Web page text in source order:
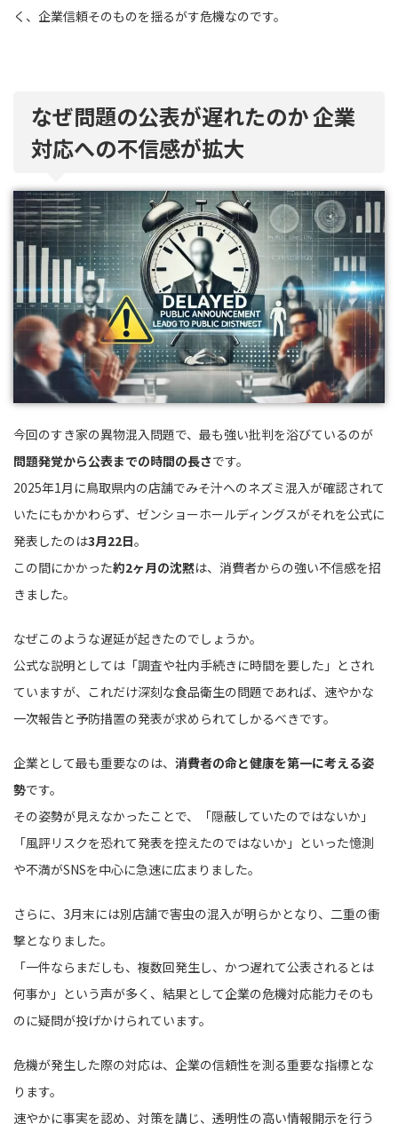
く、企業信頼そのものを揺るがす危機なのです。
なぜ問題の公表が遅れたのか 企業
対応への不信感が拡大
今回のすき家の異物混入問題で、最も強い批判を浴びているのが
問題発覚から公表までの時間の長さです。
2025年1月に鳥取県内の店舗でみそ汁へのネズミ混入が確認されて
いたにもかかわらず、ゼンショーホールディングスがそれを公式に
発表したのは3月22日。
この間にかかった約2ヶ月の沈黙は、消費者からの強い不信感を招
きました。
なぜこのような遅延が起きたのでしょうか。
公式な説明としては「調査や社内手続きに時間を要した」とされ
ていますが、これだけ深刻な食品衛生の問題であれば、速やかな
一次報告と予防措置の発表が求められてしかるべきです。
企業として最も重要なのは、 消費者の命と健康を第一に考える姿
勢です。
その姿勢が見えなかったことで、「隠蔽していたのではないか」
「風評リスクを恐れて発表を控えたのではないか」といった憶測
や不満がSNSを中心に急速に広まりました。
さらに、3月末には別店舗で害虫の混入が明らかとなり、二重の衝
撃となりました。
「一件ならまだしも、複数回発生し、かつ遅れて公表されるとは
何事か」という声が多く、結果として企業の危機対応能力そのも
のに疑問が投げかけられています。
危機が発生した際の対応は、企業の信頼性を測る重要な指標とな
ります。
速やかに事実を認め、対策を講じ、透明性の高い情報開示を行う